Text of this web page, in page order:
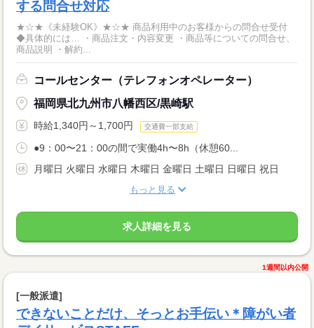
する問合せ対応
★☆★《未経験OK》★☆★ 商品利用中のお客様からの問合せ受付
◆具体的には… ・商品注文・内容変更 ・商品等についての問合せ、
商品説明 ・解約...
コールセンター（テレフォンオペレーター）
福岡県北九州市八幡西区/黒崎駅
時給1,340円～1,700円 交通費一部支給
●9：00〜21：00の間で実働4h〜8h（休憩60...
月曜日 火曜日 水曜日 木曜日 金曜日 土曜日 日曜日 祝日
もっと見る
求人詳細を見る
1週間以内公開
[一般派遣]
できないことだけ、そっとお手伝い＊障がい者